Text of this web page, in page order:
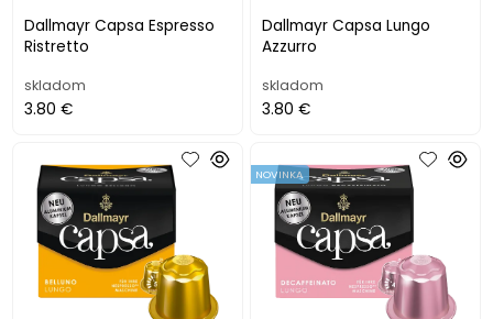
Dallmayr Capsa Espresso
Ristretto
skladom
3.80 €
Dallmayr Capsa Lungo
Azzurro
skladom
3.80 €
NOVINKA